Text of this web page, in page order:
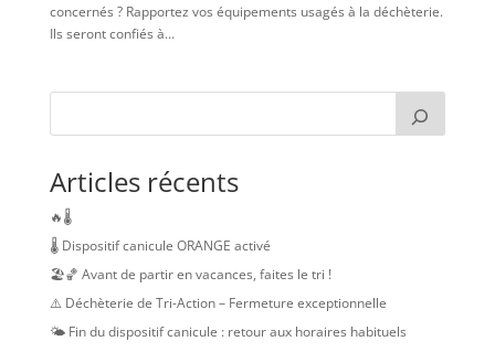
concernés ? Rapportez vos équipements usagés à la déchèterie.
Ils seront confiés à...
Articles récents
🔥🌡️
🌡️ Dispositif canicule ORANGE activé
🏖️🏀 Avant de partir en vacances, faites le tri !
⚠️ Déchèterie de Tri-Action – Fermeture exceptionnelle
🌤️ Fin du dispositif canicule : retour aux horaires habituels